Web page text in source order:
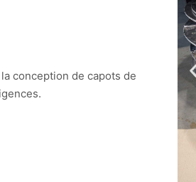
conception de capots de